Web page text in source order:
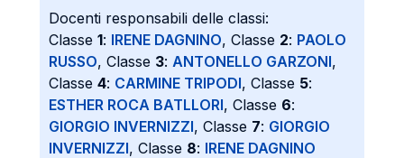
Docenti responsabili delle classi:
Classe 1: IRENE DAGNINO, Classe 2: PAOLO
RUSSO, Classe 3: ANTONELLO GARZONI,
Classe 4: CARMINE TRIPODI, Classe 5:
ESTHER ROCA BATLLORI, Classe 6:
GIORGIO INVERNIZZI, Classe 7: GIORGIO
INVERNIZZI, Classe 8: IRENE DAGNINO